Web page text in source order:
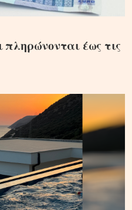
έως τις